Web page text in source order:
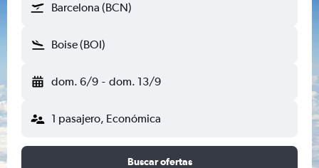
Barcelona (BCN)
Boise (BOI)
dom. 6/9 - dom. 13/9
1 pasajero, Económica
Buscar ofertas